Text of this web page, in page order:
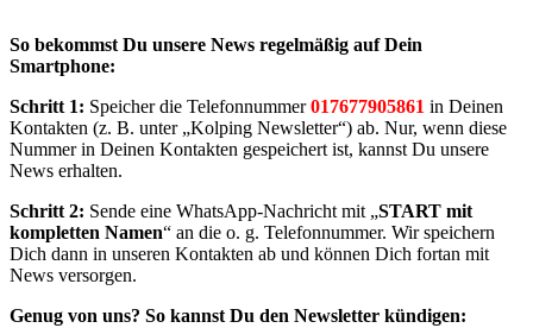
So bekommst Du unsere News regelmäßig auf Dein
Smartphone:
Schritt 1: Speicher die Telefonnummer017677905861 in Deinen
Kontakten (z. B. unter „Kolping Newsletter“) ab. Nur, wenn diese
Nummer in Deinen Kontakten gespeichert ist, kannst Du unsere
News erhalten.
Schritt 2: Sende eine WhatsApp-Nachricht mit „START mit
kompletten Namen“ an die o. g. Telefonnummer. Wir speichern
Dich dann in unseren Kontakten ab und können Dich fortan mit
News versorgen.
Genug von uns? So kannst Du den Newsletter kündigen: